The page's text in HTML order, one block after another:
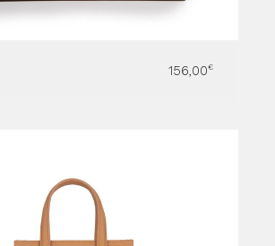
156,00€